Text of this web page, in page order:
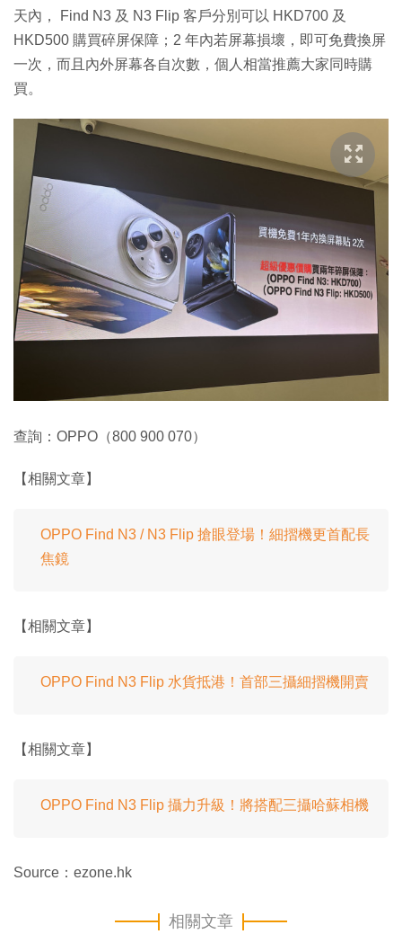
天內， Find N3 及 N3 Flip 客戶分別可以 HKD700 及
HKD500 購買碎屏保障；2 年內若屏幕損壞，即可免費換屏
一次，而且內外屏幕各自次數，個人相當推薦大家同時購
買。
查詢：OPPO（800 900 070）
【相關文章】
OPPO Find N3 / N3 Flip 搶眼登場！細摺機更首配長
焦鏡
【相關文章】
OPPO Find N3 Flip 水貨抵港！首部三攝細摺機開賣
【相關文章】
OPPO Find N3 Flip 攝力升級！將搭配三攝哈蘇相機
Source：ezone.hk
相關文章